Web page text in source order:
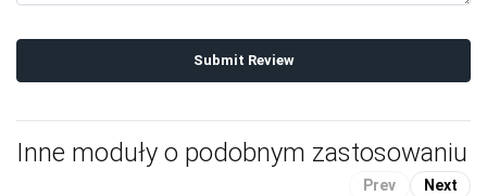
Submit Review
Inne moduły o podobnym zastosowaniu
Prev Next